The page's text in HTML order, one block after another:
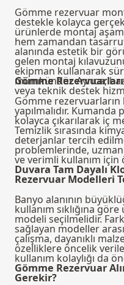
Gömme rezervuar
destekle kolayca
ürünlerde montaj
hem zamandan
alanında estetik bir
gelen montaj
ekipman kullanarak
mümkündür. Ayrıca,
veya teknik destek
Gömme
Gömme rezervuarların
yapılmalıdır. Kumanda
kolayca çıkarılarak iç
Temizlik sırasında
deterjanlar tercih
problemlerinde,
ve verimli kullanım için
Duvara Tam Dayalı
Rezervuar Modelleri
Banyo alanının
kullanım sıklığına
modeli seçilmelidir.
sağlayan modeller
çalışma, dayanıklı
özelliklere öncelik
kullanım kolaylığı da
Gömme Rezervuar
Gerekir?